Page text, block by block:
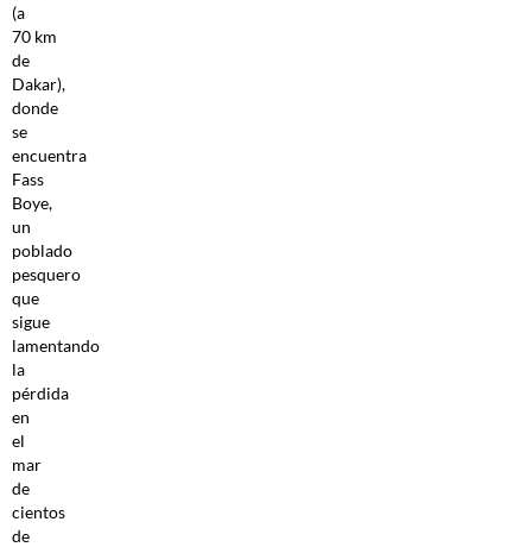
(a
70 km
de
Dakar),
donde
se
encuentra
Fass
Boye,
un
poblado
pesquero
que
sigue
lamentando
la
pérdida
en
el
mar
de
cientos
de